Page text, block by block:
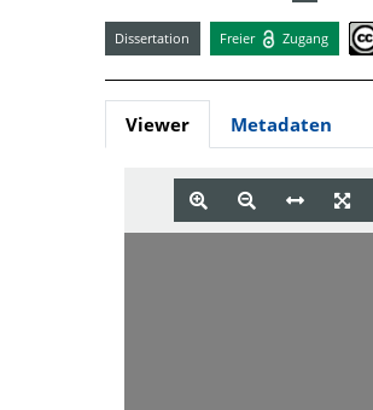
Dissertation Freier Zugang
Viewer Metadaten